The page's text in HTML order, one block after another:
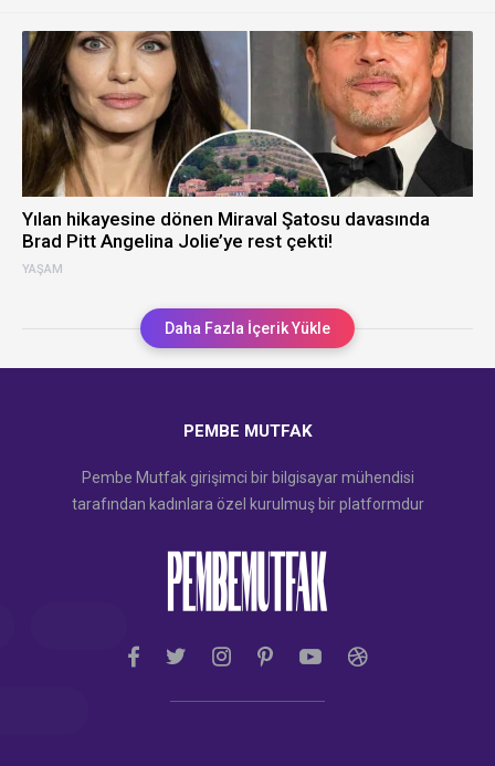
YAŞAM
Yılan hikayesine dönen Miraval Şatosu davasında
Brad Pitt Angelina Jolie’ye rest çekti!
Daha Fazla İçerik Yükle
PEMBE MUTFAK
Pembe Mutfak girişimci bir bilgisayar mühendisi
tarafından kadınlara özel kurulmuş bir platformdur